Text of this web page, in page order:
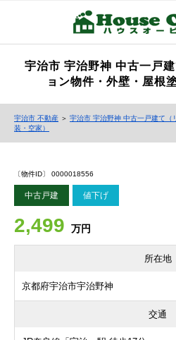
宇治市 宇治野神 中古一戸
ョン物件・外壁・屋根
宇治市 不動産 ＞ 宇治市 宇治野神 中古一戸建て（
装・空家）
〔物件ID〕 0000018556
中古戸建 値下げ
2,499 万円
所在地
京都府宇治市宇治野神
交通